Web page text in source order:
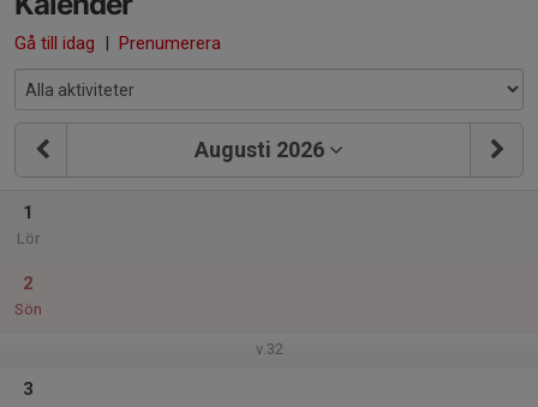
Gå till idag | Prenumerera
Augusti 2026
1
Lör
2
Sön
v.32
3